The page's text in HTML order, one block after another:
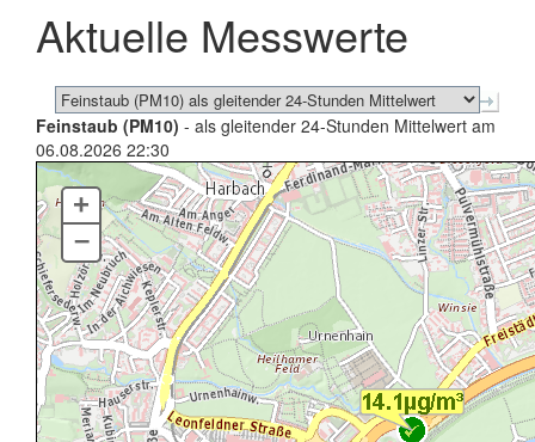
schließen
Aktuelle Messwerte
Feinstaub (PM10) - als gleitender 24-Stunden Mittelwert am
06.08.2026 22:30
+
–